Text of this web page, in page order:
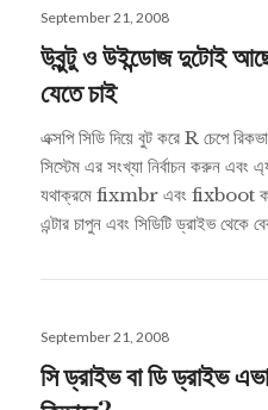
Posted
September 21, 2008
উবুন্টু ও উইন্ডোজ দুটোই
যেতে চাই
এক্সপি সিডি দিয়ে বুট করে R চেপে
সিস্টেম এর সংখ্যা নির্বাচন করুন এবং
যথাক্রমে fixmbr এবং fixboot
এন্টার চাপুন এবং সিডিটি ড্রাইভ থেকে
Posted
September 21, 2008
সি ড্রাইভ বা ডি ড্রাইভ